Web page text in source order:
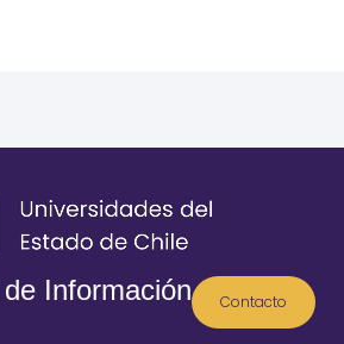
Información Contacto